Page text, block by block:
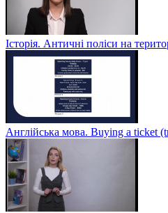
Історія. Античні поліси на
Англійська мова. Buying a ticket